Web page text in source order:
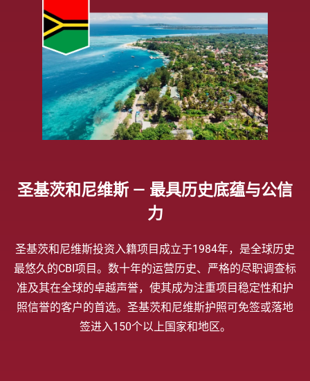
圣基茨和尼维斯 — 最具历史底蕴与公信
力
圣基茨和尼维斯投资入籍项目成立于1984年，是全球历史
最悠久的CBI项目。数十年的运营历史、严格的尽职调查标
准及其在全球的卓越声誉，使其成为注重项目稳定性和护
照信誉的客户的首选。圣基茨和尼维斯护照可免签或落地
签进入150个以上国家和地区。